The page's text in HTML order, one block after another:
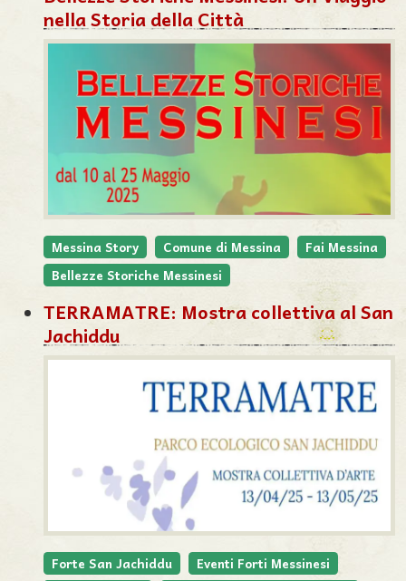
nella Storia della Città
Messina Story Comune di Messina
Fai Messina
Bellezze Storiche Messinesi
TERRAMATRE: Mostra collettiva al San
Jachiddu
Forte San Jachiddu
Eventi Forti Messinesi